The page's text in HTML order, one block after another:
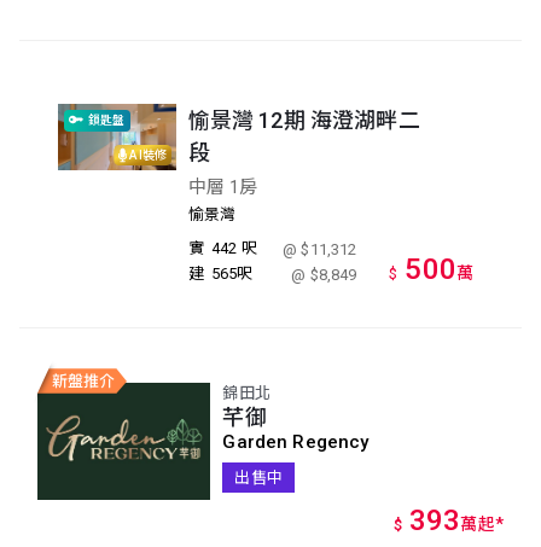
AI裝修
鎖匙盤
愉景灣 12期 海澄湖畔二
段
中層 1房
愉景灣
實 442 呎
@ $11,312
建 565呎 @ $8,849 $ 500萬
錦田北
芊御
Garden Regency
出售中
$ 393萬起*